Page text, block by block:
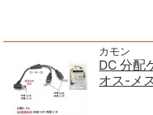
カモン
DC 分配
オス-メ